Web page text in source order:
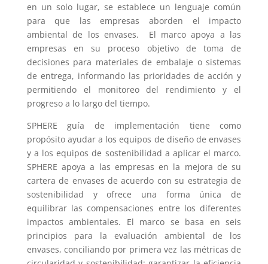
en un solo lugar, se establece un lenguaje común
para que las empresas aborden el impacto
ambiental de los envases. El marco apoya a las
empresas en su proceso objetivo de toma de
decisiones para materiales de embalaje o sistemas
de entrega, informando las prioridades de acción y
permitiendo el monitoreo del rendimiento y el
progreso a lo largo del tiempo.
SPHERE guía de implementación tiene como
propósito ayudar a los equipos de diseño de envases
y a los equipos de sostenibilidad a aplicar el marco.
SPHERE apoya a las empresas en la mejora de su
cartera de envases de acuerdo con su estrategia de
sostenibilidad y ofrece una forma única de
equilibrar las compensaciones entre los diferentes
impactos ambientales. El marco se basa en seis
principios para la evaluación ambiental de los
envases, conciliando por primera vez las métricas de